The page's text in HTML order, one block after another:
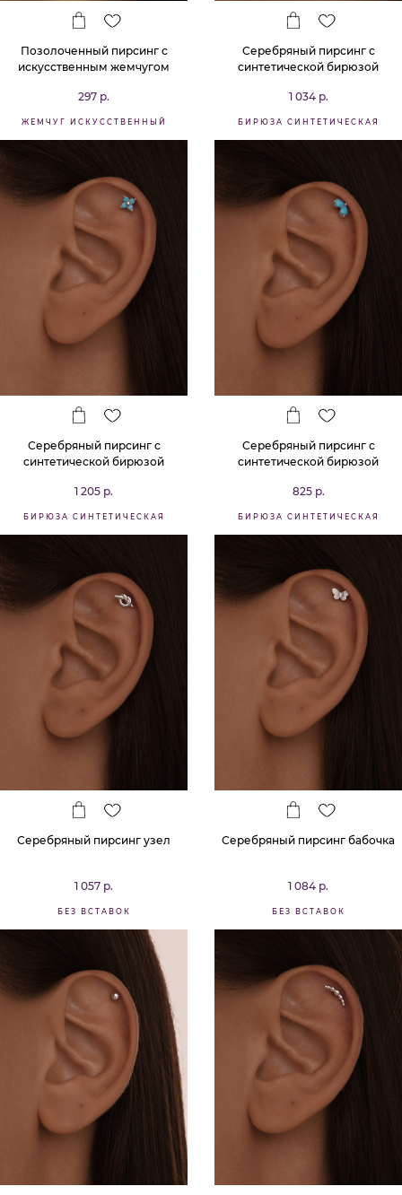
Позолоченный пирсинг с
искусственным жемчугом
297 р.
ЖЕМЧУГ ИСКУССТВЕННЫЙ
Серебряный пирсинг с
синтетической бирюзой
1 034 р.
БИРЮЗА СИНТЕТИЧЕСКАЯ
Серебряный пирсинг с
синтетической бирюзой
1 205 р.
БИРЮЗА СИНТЕТИЧЕСКАЯ
Серебряный пирсинг с
синтетической бирюзой
825 р.
БИРЮЗА СИНТЕТИЧЕСКАЯ
Серебряный пирсинг узел
1 057 р.
БЕЗ ВСТАВОК
Серебряный пирсинг бабочка
1 084 р.
БЕЗ ВСТАВОК